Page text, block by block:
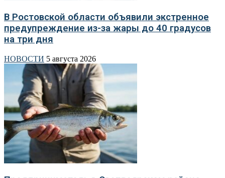
В Ростовской области объявили экстренное
предупреждение из-за жары до 40 градусов
на три дня
НОВОСТИ 5 августа 2026